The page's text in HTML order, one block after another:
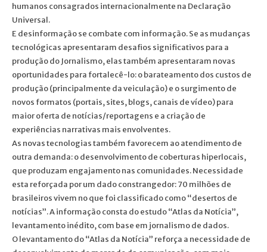
humanos consagrados internacionalmente na Declaração
Universal.
E desinformação se combate com informação. Se as mudanças
tecnológicas apresentaram desafios significativos para a
produção do Jornalismo, elas também apresentaram novas
oportunidades para fortalecê-lo: o barateamento dos custos de
produção (principalmente da veiculação) e o surgimento de
novos formatos (portais, sites, blogs, canais de vídeo) para
maior oferta de notícias/reportagens e a criação de
experiências narrativas mais envolventes.
As novas tecnologias também favorecem ao atendimento de
outra demanda: o desenvolvimento de coberturas hiperlocais,
que produzam engajamento nas comunidades. Necessidade
esta reforçada por um dado constrangedor: 70 milhões de
brasileiros vivem no que foi classificado como “desertos de
notícias”. A informação consta do estudo “Atlas da Notícia”,
levantamento inédito, com base em jornalismo de dados.
O levantamento do “Atlas da Notícia” reforça a necessidade de